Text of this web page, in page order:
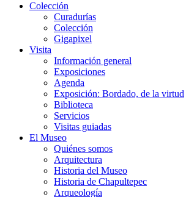
Colección
Curadurías
Colección
Gigapixel
Visita
Información general
Exposiciones
Agenda
Exposición: Bordado, de la virtud
Biblioteca
Servicios
Visitas guiadas
El Museo
Quiénes somos
Arquitectura
Historia del Museo
Historia de Chapultepec
Arqueología